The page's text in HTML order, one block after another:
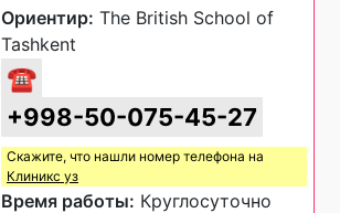
Ориентир: The British School of
Tashkent
☎
+998-50-075-45-27
Скажите, что нашли номер телефона на
Клиникс уз
Время работы: Круглосуточно